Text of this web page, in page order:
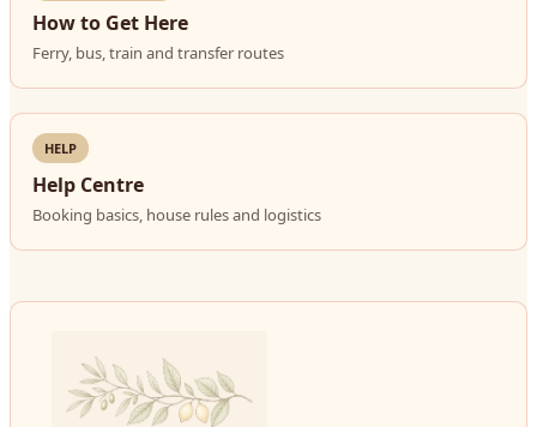
How to Get Here
Ferry, bus, train and transfer routes
HELP
Help Centre
Booking basics, house rules and logistics